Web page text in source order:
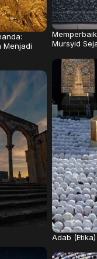
Menjadi
Mursyid
Adab